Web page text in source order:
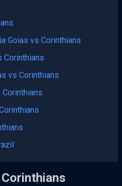
Goias vs Corinthians
Corinthians
vs Corinthians